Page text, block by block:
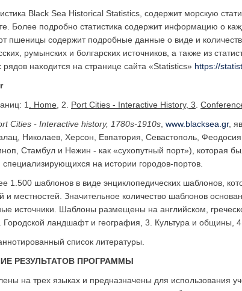
Black Sea Historical Statistics, содержит морскую
Более подробно статистика содержит информацию о
пшеницы содержит подробные данные о виде и
румынских и болгарских источников, а также из
рядов находится на странице сайта «Statistics» https://
1
. Ηome , 2. Port Cities - Interactive History, 3
Cities - Interactive history, 1780s-1910s www.blacksea.gr,
Николаев, Херсон, Евпатория, Севастополь,
Стамбул и Нежин - как «сухопутный порт»), которая
на истории городов-портов.
1.500 шаблонов в виде энциклопедических шаблонов,
местностей. Значительное количество шаблонов
источники. Шаблоны размещены на английском,
Городской ландшафт и география, 3. Культура и общины,
список литературы.
РЕЗУЛЬТАТОВ ПРОГРАММЫ
на трех языках и предназначены для